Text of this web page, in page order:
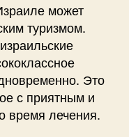
может
туризмом.
Это
с приятным и
время лечения.